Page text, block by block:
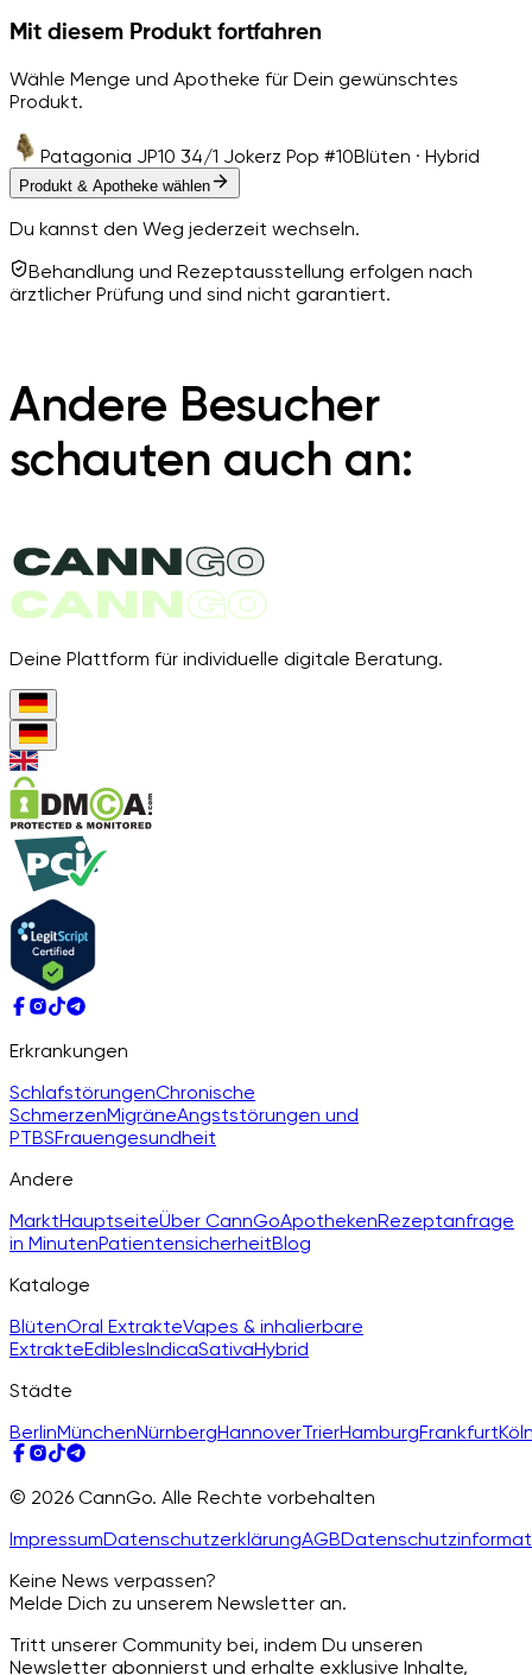
Mit diesem Produkt fortfahren
Wähle Menge und Apotheke für Dein gewünschtes
Produkt.
Patagonia JP10 34/1 Jokerz Pop #10Blüten · Hybrid
Produkt & Apotheke wählen
Du kannst den Weg jederzeit wechseln.
Behandlung und Rezeptausstellung erfolgen nach
ärztlicher Prüfung und sind nicht garantiert.
Andere Besucher
schauten auch an:
Deine Plattform für individuelle digitale Beratung.
Erkrankungen
SchlafstörungenChronische
SchmerzenMigräneAngststörungen und
PTBSFrauengesundheit
Andere
MarktHauptseiteÜber CannGoApothekenRezeptanfrage
in MinutenPatientensicherheitBlog
Kataloge
BlütenOral ExtrakteVapes & inhalierbare
ExtrakteEdiblesIndicaSativaHybrid
Städte
BerlinMünchenNürnbergHannoverTrierHamburgFrankfurt
© 2026 CannGo. Alle Rechte vorbehalten
ImpressumDatenschutzerklärungAGB
Keine News verpassen?
Melde Dich zu unserem Newsletter an.
Tritt unserer Community bei, indem Du unseren
Newsletter abonnierst und erhalte exklusive Inhalte,